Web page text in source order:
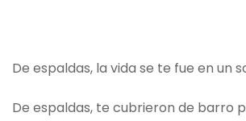
De espaldas, la vida se te fue en un
De espaldas, te cubrieron de barro